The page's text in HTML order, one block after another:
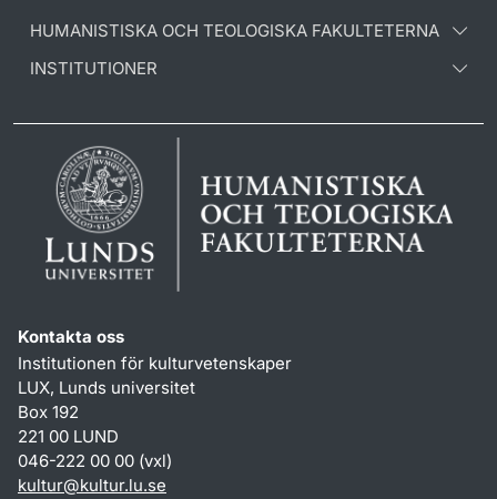
HUMANISTISKA OCH TEOLOGISKA FAKULTETERNA
INSTITUTIONER
Kontakta oss
Institutionen för kulturvetenskaper
LUX, Lunds universitet
Box 192
221 00 LUND
046-222 00 00 (vxl)
kultur@kultur.lu.se